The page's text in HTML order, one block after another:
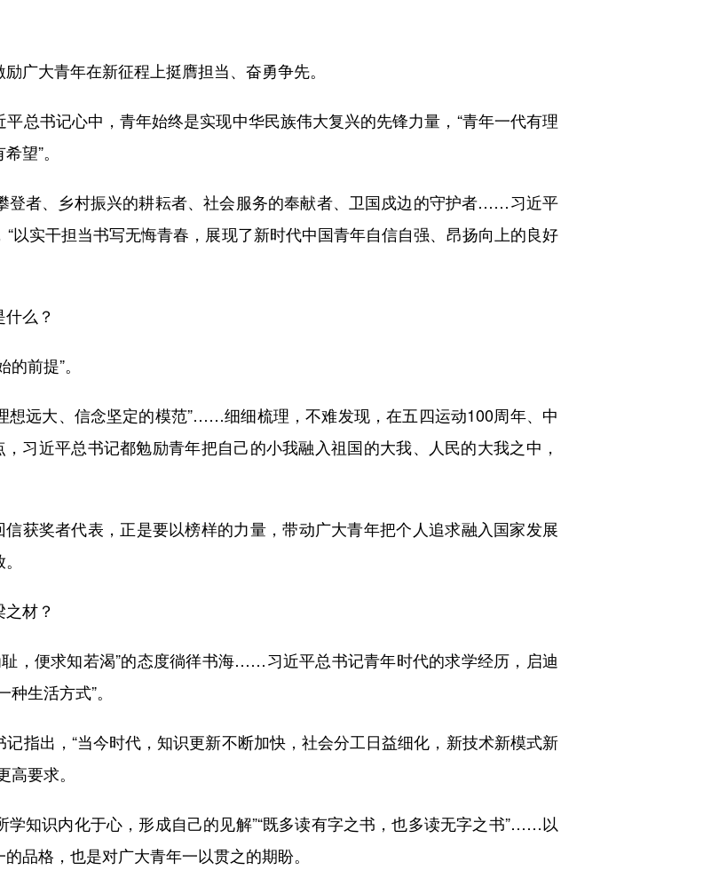
大青年在新征程上挺膺担当、奋勇争先。
书记心中，青年始终是实现中华民族伟大复兴的先锋力量，“青年一代有理
望”。
者、乡村振兴的耕耘者、社会服务的奉献者、卫国戍边的守护者……习近平
以实干担当书写无悔青春，展现了新时代中国青年自信自强、昂扬向上的良好
么？
前提”。
远大、信念坚定的模范”……细细梳理，不难发现，在五四运动100周年、中
习近平总书记都勉励青年把自己的小我融入祖国的大我、人民的大我之中，
获奖者代表，正是要以榜样的力量，带动广大青年把个人追求融入国家发展
材？
便求知若渴”的态度徜徉书海……习近平总书记青年时代的求学经历，启迪
生活方式”。
出，“当今时代，知识更新不断加快，社会分工日益细化，新技术新模式新
高要求。
知识内化于心，形成自己的见解”“既多读有字之书，也多读无字之书”……以
品格，也是对广大青年一以贯之的期盼。